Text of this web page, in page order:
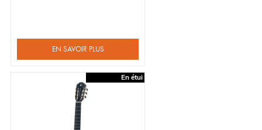
EN SAVOIR PLUS
En étui